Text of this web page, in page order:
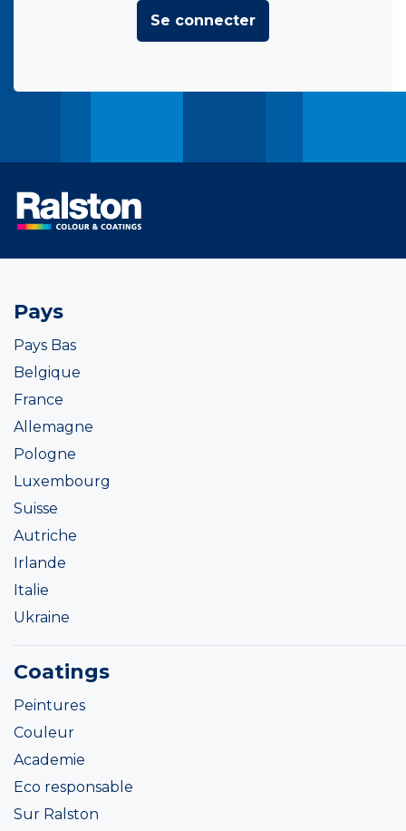
Se connecter
Pays
Pays Bas
Belgique
France
Allemagne
Pologne
Luxembourg
Suisse
Autriche
Irlande
Italie
Ukraine
Coatings
Peintures
Couleur
Academie
Eco responsable
Sur Ralston